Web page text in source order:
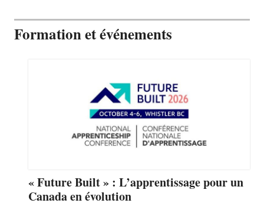
Formation et événements
« Future Built » : L’apprentissage pour un
Canada en évolution